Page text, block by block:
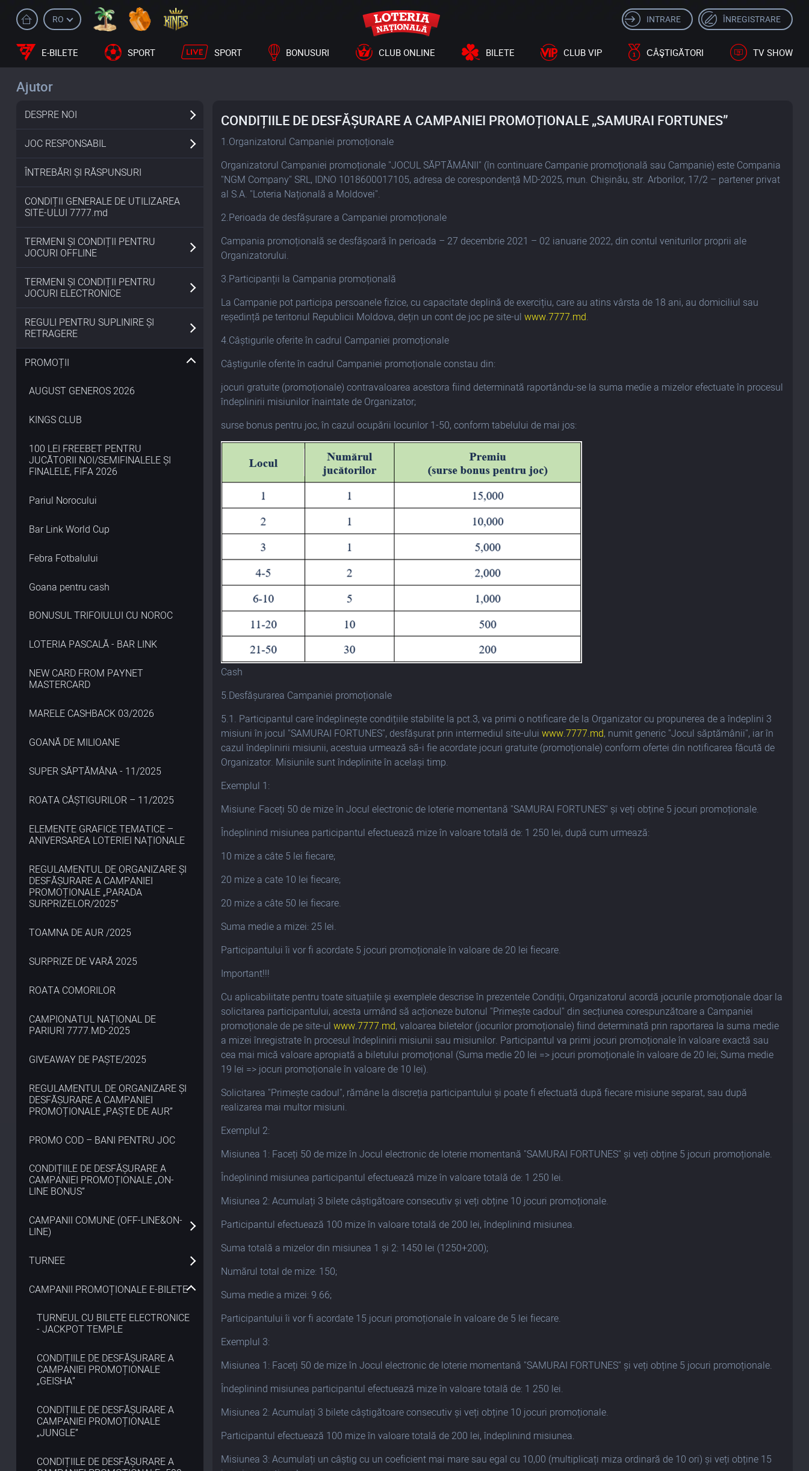
RO INTRARE ÎNREGISTRARE
E-BILETE SPORT SPORT BONUSURI CLUB ONLINE BILETE CLUB VIP СÂŞTIGĂTORI TV SHOW
Ajutor
DESPRE NOI
JOC RESPONSABIL
ÎNTREBĂRI ȘI RĂSPUNSURI
CONDIȚII GENERALE DE UTILIZAREA
SITE-ULUI 7777.md
TERMENI ȘI CONDIȚII PENTRU
JOCURI OFFLINE
TERMENI ȘI CONDIȚII PENTRU
JOCURI ELECTRONICE
REGULI PENTRU SUPLINIRE ȘI
RETRAGERE
PROMOȚII
AUGUST GENEROS 2026
KINGS CLUB
100 LEI FREEBET PENTRU
JUCĂTORII NOI/SEMIFINALELE ȘI
FINALELE, FIFA 2026
Pariul Norocului
Bar Link World Cup
Febra Fotbalului
Goana pentru cash
BONUSUL TRIFOIULUI CU NOROC
LOTERIA PASCALĂ - BAR LINK
NEW CARD FROM PAYNET
MASTERCARD
MARELE CASHBACK 03/2026
GOANĂ DE MILIOANE
SUPER SĂPTĂMÂNA - 11/2025
ROATA CÂȘTIGURILOR – 11/2025
ELEMENTE GRAFICE TEMATICE –
ANIVERSAREA LOTERIEI NAȚIONALE
REGULAMENTUL DE ORGANIZARE ȘI
DESFĂȘURARE A CAMPANIEI
PROMOȚIONALE „PARADA
SURPRIZELOR/2025”
TOAMNA DE AUR /2025
SURPRIZE DE VARĂ 2025
ROATA COMORILOR
CAMPIONATUL NAȚIONAL DE
PARIURI 7777.MD-2025
GIVEAWAY DE PAȘTE/2025
REGULAMENTUL DE ORGANIZARE ȘI
DESFĂȘURARE A CAMPANIEI
PROMOȚIONALE „PAȘTE DE AUR”
PROMO COD – BANI PENTRU JOC
CONDIȚIILE DE DESFĂȘURARE A
CAMPANIEI PROMOȚIONALE „ON-
LINE BONUS”
CAMPANII COMUNE (OFF-LINE&ON-
LINE)
TURNEE
CAMPANII PROMOȚIONALE E-BILETE
TURNEUL CU BILETE ELECTRONICE
- JACKPOT TEMPLE
CONDIȚIILE DE DESFĂȘURARE A
CAMPANIEI PROMOȚIONALE
„GEISHA”
CONDIȚIILE DE DESFĂȘURARE A
CAMPANIEI PROMOȚIONALE
„JUNGLE”
CONDIȚIILE DE DESFĂȘURARE A
CONDIȚIILE DE DESFĂȘURARE A CAMPANIEI PROMOȚIONALE „SAMURAI FORTUNES”
1.Organizatorul Campaniei promoționale
Organizatorul Campaniei promoționale "JOCUL SĂPTĂMÂNII" (în continuare Campanie promoțională sau Campanie) este Compania
"NGM Company" SRL, IDNO 1018600017105, adresa de corespondență MD-2025, mun. Chișinău, str. Arborilor, 17/2 – partener privat
al S.A. "Loteria Națională a Moldovei".
2.Perioada de desfășurare a Campaniei promoționale
Campania promoțională se desfășoară în perioada – 27 decembrie 2021 – 02 ianuarie 2022, din contul veniturilor proprii ale
Organizatorului.
3.Participanții la Campania promoțională
La Campanie pot participa persoanele fizice, cu capacitate deplină de exercițiu, care au atins vârsta de 18 ani, au domiciliul sau
reședință pe teritoriul Republicii Moldova, dețin un cont de joc pe site-ulwww.7777.md.
4.Câștigurile oferite în cadrul Campaniei promoționale
Câștigurile oferite în cadrul Campaniei promoționale constau din:
jocuri gratuite (promoționale) contravaloarea acestora fiind determinată raportându-se la suma medie a mizelor efectuate în procesul
îndeplinirii misiunilor înaintate de Organizator;
surse bonus pentru joc, în cazul ocupării locurilor 1-50, conform tabelului de mai jos:
Cash
5.Desfășurarea Campaniei promoționale
5.1. Participantul care îndeplinește condițiile stabilite la pct.3, va primi o notificare de la Organizator cu propunerea de a îndeplini 3
misiuni în jocul "SAMURAI FORTUNES", desfășurat prin intermediul site-uluiwww.7777.md, numit generic "Jocul săptămânii", iar în
cazul îndeplinirii misiunii, acestuia urmează să-i fie acordate jocuri gratuite (promoționale) conform ofertei din notificarea făcută de
Organizator. Misiunile sunt îndeplinite în același timp.
Exemplul 1:
Misiune: Faceți 50 de mize în Jocul electronic de loterie momentană "SAMURAI FORTUNES" și veți obține 5 jocuri promoționale.
Îndeplinind misiunea participantul efectuează mize în valoare totală de: 1 250 lei, după cum urmează:
10 mize a câte 5 lei fiecare;
20 mize a cate 10 lei fiecare;
20 mize a câte 50 lei fiecare.
Suma medie a mizei: 25 lei.
Participantului îi vor fi acordate 5 jocuri promoționale în valoare de 20 lei fiecare.
Important!!!
Cu aplicabilitate pentru toate situațiile și exemplele descrise în prezentele Condiții, Organizatorul acordă jocurile promoționale doar la
solicitarea participantului, acesta urmând să acționeze butonul "Primește cadoul" din secțiunea corespunzătoare a Campaniei
promoționale de pe site-ulwww.7777.md, valoarea biletelor (jocurilor promoționale) fiind determinată prin raportarea la suma medie
a mizei înregistrate în procesul îndeplinirii misiunii sau misiunilor. Participantul va primi jocuri promoționale în valoare exactă sau
cea mai mică valoare apropiată a biletului promoțional (Suma medie 20 lei => jocuri promoționale în valoare de 20 lei; Suma medie
19 lei => jocuri promoționale în valoare de 10 lei).
Solicitarea "Primește cadoul", rămâne la discreția participantului și poate fi efectuată după fiecare misiune separat, sau după
realizarea mai multor misiuni.
Exemplul 2:
Misiunea 1: Faceți 50 de mize în Jocul electronic de loterie momentană "SAMURAI FORTUNES" și veți obține 5 jocuri promoționale.
Îndeplinind misiunea participantul efectuează mize în valoare totală de: 1 250 lei.
Misiunea 2: Acumulați 3 bilete câștigătoare consecutiv și veți obține 10 jocuri promoționale.
Participantul efectuează 100 mize în valoare totală de 200 lei, îndeplinind misiunea.
Suma totală a mizelor din misiunea 1 și 2: 1450 lei (1250+200);
Numărul total de mize: 150;
Suma medie a mizei: 9.66;
Participantului îi vor fi acordate 15 jocuri promoționale în valoare de 5 lei fiecare.
Exemplul 3:
Misiunea 1: Faceți 50 de mize în Jocul electronic de loterie momentană "SAMURAI FORTUNES" și veți obține 5 jocuri promoționale.
Îndeplinind misiunea participantul efectuează mize în valoare totală de: 1 250 lei.
Misiunea 2: Acumulați 3 bilete câștigătoare consecutiv și veți obține 10 jocuri promoționale.
Participantul efectuează 100 mize în valoare totală de 200 lei, îndeplinind misiunea.
Misiunea 3: Acumulați un câștig cu un coeficient mai mare sau egal cu 10,00 (multiplicați miza ordinară de 10 ori) și veți obține 15